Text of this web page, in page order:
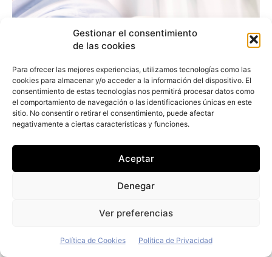
Gestionar el consentimiento
de las cookies
Para ofrecer las mejores experiencias, utilizamos tecnologías como las
cookies para almacenar y/o acceder a la información del dispositivo. El
consentimiento de estas tecnologías nos permitirá procesar datos como
el comportamiento de navegación o las identificaciones únicas en este
sitio. No consentir o retirar el consentimiento, puede afectar
negativamente a ciertas características y funciones.
Aceptar
Denegar
Ver preferencias
Política de Cookies Política de Privacidad
Arturo Jiménez (Vecttor): «Nuestro
objetivo es comprar únicamente vehículos
eléctricos»
Redacción